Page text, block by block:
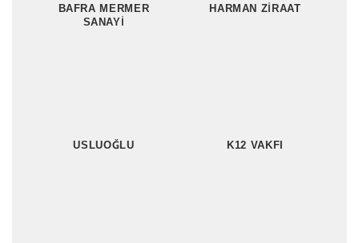
BAFRA MERMER
SANAYI
HARMAN ZIRAAT
USLUOĞLU K12 VAKFI